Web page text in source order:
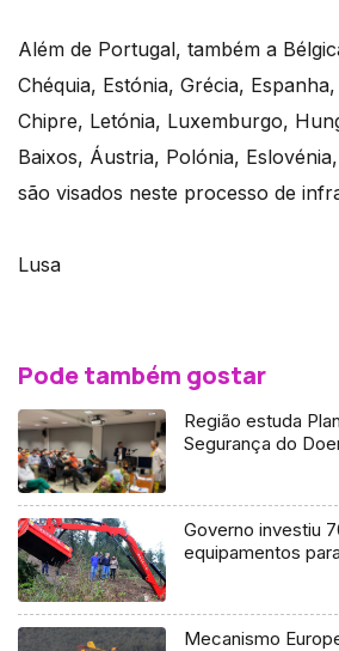
Além de Portugal, também a
Chéquia, Estónia, Grécia,
Chipre, Letónia, Luxemburgo,
Baixos, Áustria, Polónia,
são visados neste processo de
Lusa
Pode também gostar
Região estuda
Segurança do
Governo investiu
equipamentos
Mecanismo